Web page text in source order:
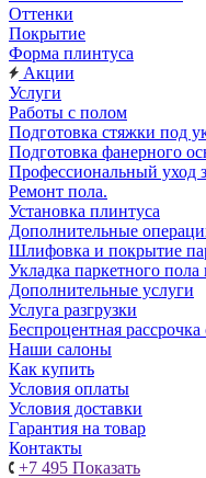
Оттенки
Покрытие
Форма плинтуса
Акции
Услуги
Работы с полом
Подготовка стяжки под
Подготовка фанерного
Профессиональный уход
Ремонт пола.
Установка плинтуса
Дополнительные
Шлифовка и покрытие
Укладка паркетного
Дополнительные услуги
Услуга разгрузки
Беспроцентная
Наши салоны
Как купить
Условия оплаты
Условия доставки
Гарантия на товар
Контакты
+7 495 Показать